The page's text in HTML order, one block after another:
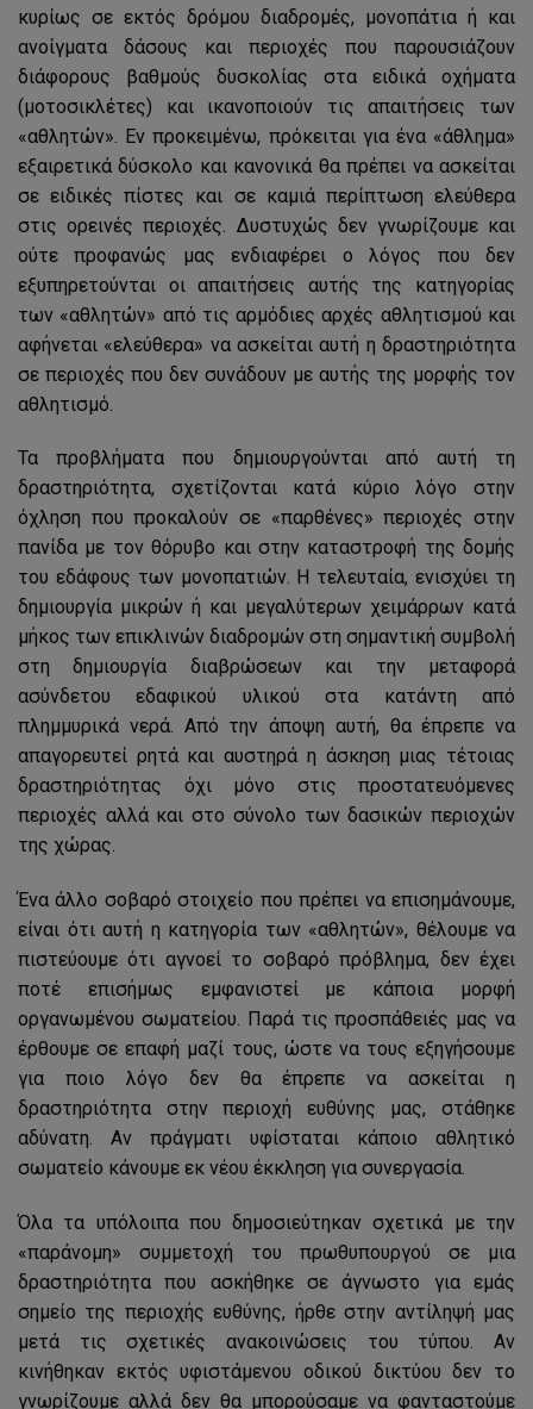
κυρίως σε εκτός δρόμου διαδρομές, μονοπάτια ή και
ανοίγματα δάσους και περιοχές που παρουσιάζουν
διάφορους βαθμούς δυσκολίας στα ειδικά οχήματα
(μοτοσικλέτες) και ικανοποιούν τις απαιτήσεις των
«αθλητών». Εν προκειμένω, πρόκειται για ένα «άθλημα»
εξαιρετικά δύσκολο και κανονικά θα πρέπει να ασκείται
σε ειδικές πίστες και σε καμιά περίπτωση ελεύθερα
στις ορεινές περιοχές. Δυστυχώς δεν γνωρίζουμε και
ούτε προφανώς μας ενδιαφέρει ο λόγος που δεν
εξυπηρετούνται οι απαιτήσεις αυτής της κατηγορίας
των «αθλητών» από τις αρμόδιες αρχές αθλητισμού και
αφήνεται «ελεύθερα» να ασκείται αυτή η δραστηριότητα
σε περιοχές που δεν συνάδουν με αυτής της μορφής τον
αθλητισμό.
Τα προβλήματα που δημιουργούνται από αυτή τη
δραστηριότητα, σχετίζονται κατά κύριο λόγο στην
όχληση που προκαλούν σε «παρθένες» περιοχές στην
πανίδα με τον θόρυβο και στην καταστροφή της δομής
του εδάφους των μονοπατιών. Η τελευταία, ενισχύει τη
δημιουργία μικρών ή και μεγαλύτερων χειμάρρων κατά
μήκος των επικλινών διαδρομών στη σημαντική συμβολή
στη δημιουργία διαβρώσεων και την μεταφορά
ασύνδετου εδαφικού υλικού στα κατάντη από
πλημμυρικά νερά. Από την άποψη αυτή, θα έπρεπε να
απαγορευτεί ρητά και αυστηρά η άσκηση μιας τέτοιας
δραστηριότητας όχι μόνο στις προστατευόμενες
περιοχές αλλά και στο σύνολο των δασικών περιοχών
της χώρας.
Ένα άλλο σοβαρό στοιχείο που πρέπει να επισημάνουμε,
είναι ότι αυτή η κατηγορία των «αθλητών», θέλουμε να
πιστεύουμε ότι αγνοεί το σοβαρό πρόβλημα, δεν έχει
ποτέ επισήμως εμφανιστεί με κάποια μορφή
οργανωμένου σωματείου. Παρά τις προσπάθειές μας να
έρθουμε σε επαφή μαζί τους, ώστε να τους εξηγήσουμε
για ποιο λόγο δεν θα έπρεπε να ασκείται η
δραστηριότητα στην περιοχή ευθύνης μας, στάθηκε
αδύνατη. Αν πράγματι υφίσταται κάποιο αθλητικό
σωματείο κάνουμε εκ νέου έκκληση για συνεργασία.
Όλα τα υπόλοιπα που δημοσιεύτηκαν σχετικά με την
«παράνομη» συμμετοχή του πρωθυπουργού σε μια
δραστηριότητα που ασκήθηκε σε άγνωστο για εμάς
σημείο της περιοχής ευθύνης, ήρθε στην αντίληψή μας
μετά τις σχετικές ανακοινώσεις του τύπου. Αν
κινήθηκαν εκτός υφιστάμενου οδικού δικτύου δεν το
γνωρίζουμε αλλά δεν θα μπορούσαμε να φανταστούμε